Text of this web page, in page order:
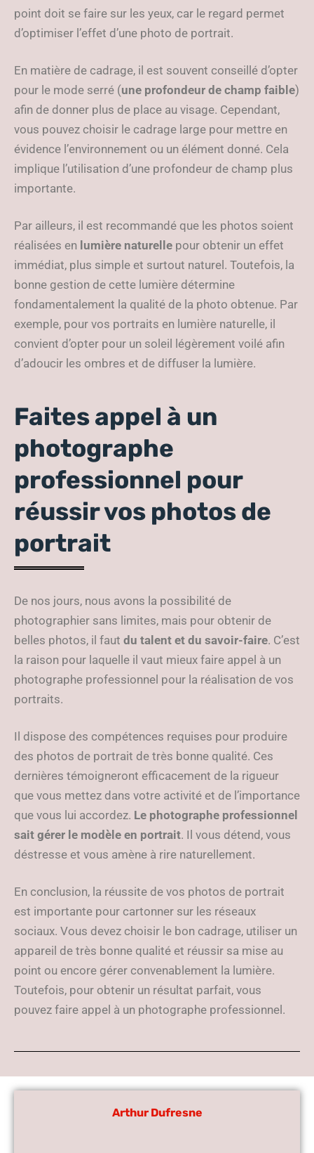
point doit se faire sur les yeux, car le regard permet
d’optimiser l’effet d’une photo de portrait.
En matière de cadrage, il est souvent conseillé d’opter
pour le mode serré (une profondeur de champ faible)
afin de donner plus de place au visage. Cependant,
vous pouvez choisir le cadrage large pour mettre en
évidence l’environnement ou un élément donné. Cela
implique l’utilisation d’une profondeur de champ plus
importante.
Par ailleurs, il est recommandé que les photos soient
réalisées en lumière naturelle pour obtenir un effet
immédiat, plus simple et surtout naturel. Toutefois, la
bonne gestion de cette lumière détermine
fondamentalement la qualité de la photo obtenue. Par
exemple, pour vos portraits en lumière naturelle, il
convient d’opter pour un soleil légèrement voilé afin
d’adoucir les ombres et de diffuser la lumière.
Faites appel à un
photographe
professionnel pour
réussir vos photos de
portrait
De nos jours, nous avons la possibilité de
photographier sans limites, mais pour obtenir de
belles photos, il faut du talent et du savoir-faire. C’est
la raison pour laquelle il vaut mieux faire appel à un
photographe professionnel pour la réalisation de vos
portraits.
Il dispose des compétences requises pour produire
des photos de portrait de très bonne qualité. Ces
dernières témoigneront efficacement de la rigueur
que vous mettez dans votre activité et de l’importance
que vous lui accordez. Le photographe professionnel
sait gérer le modèle en portrait. Il vous détend, vous
déstresse et vous amène à rire naturellement.
En conclusion, la réussite de vos photos de portrait
est importante pour cartonner sur les réseaux
sociaux. Vous devez choisir le bon cadrage, utiliser un
appareil de très bonne qualité et réussir sa mise au
point ou encore gérer convenablement la lumière.
Toutefois, pour obtenir un résultat parfait, vous
pouvez faire appel à un photographe professionnel.
Arthur Dufresne